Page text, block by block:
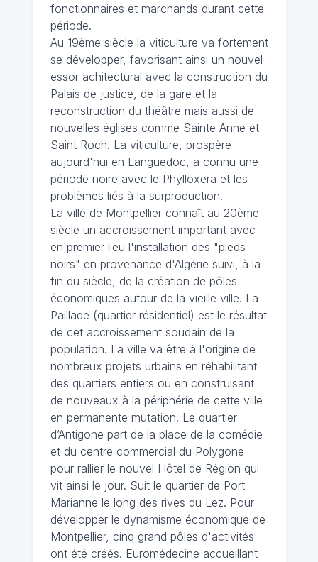
fonctionnaires et marchands durant cette
période.
Au 19ème siècle la viticulture va fortement
se développer, favorisant ainsi un nouvel
essor achitectural avec la construction du
Palais de justice, de la gare et la
reconstruction du théâtre mais aussi de
nouvelles églises comme Sainte Anne et
Saint Roch. La viticulture, prospère
aujourd'hui en Languedoc, a connu une
période noire avec le Phylloxera et les
problèmes liés à la surproduction.
La ville de Montpellier connaît au 20ème
siècle un accroissement important avec
en premier lieu l'installation des "pieds
noirs" en provenance d'Algérie suivi, à la
fin du siècle, de la création de pôles
économiques autour de la vieille ville. La
Paillade (quartier résidentiel) est le résultat
de cet accroissement soudain de la
population. La ville va être à l'origine de
nombreux projets urbains en réhabilitant
des quartiers entiers ou en construisant
de nouveaux à la périphérie de cette ville
en permanente mutation. Le quartier
d’Antigone part de la place de la comédie
et du centre commercial du Polygone
pour rallier le nouvel Hôtel de Région qui
vit ainsi le jour. Suit le quartier de Port
Marianne le long des rives du Lez. Pour
développer le dynamisme économique de
Montpellier, cinq grand pôles d'activités
ont été créés. Euromédecine accueillant